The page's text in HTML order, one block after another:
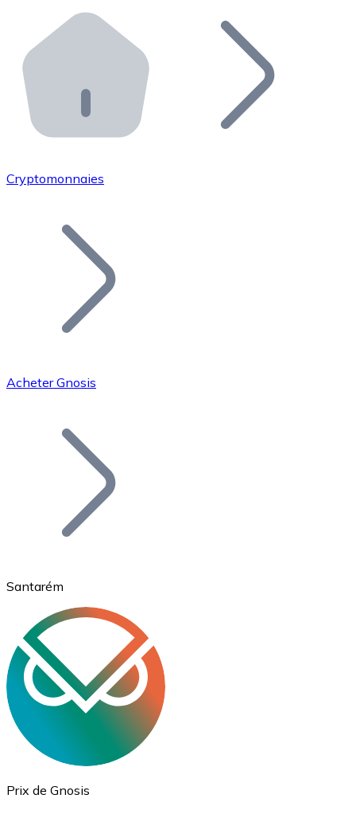
Distributeurs automatiques Bitnovo
Intégrez un ATM Bitnovo dans votre entreprise et
API Bitnovo
Intégrez notre API dans votre écosystème.
Rejoignez notre réseau de distributeurs et
Ajoutez le token de votre projet à notre service
Bitcoin
Ethereum
ETH
Cryptomonnaies
Acheter Gnosis
Santarém
Prix de Gnosis